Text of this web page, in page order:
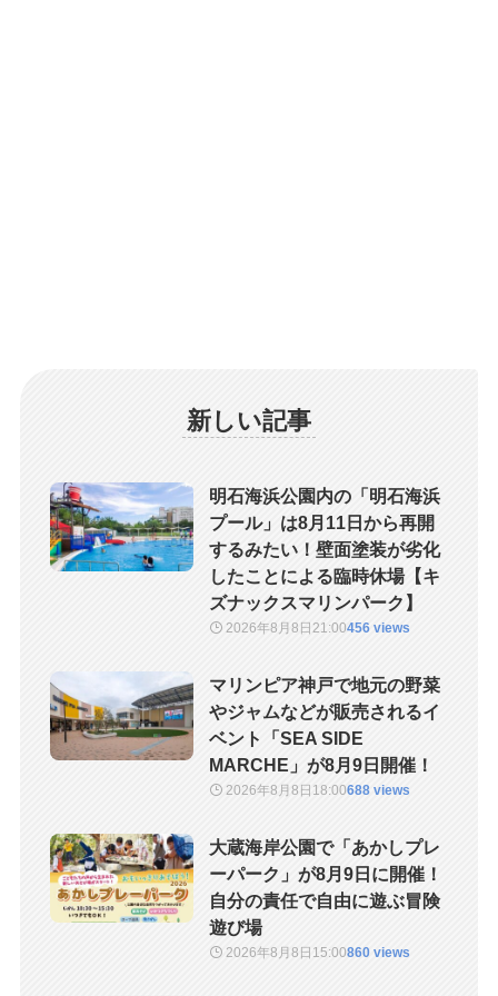
新しい記事
明石海浜公園内の「明石海浜
プール」は8月11日から再開
するみたい！壁面塗装が劣化
したことによる臨時休場【キ
ズナックスマリンパーク】
2026年8月8日21:00456 views
マリンピア神戸で地元の野菜
やジャムなどが販売されるイ
ベント「SEA SIDE
MARCHE」が8月9日開催！
2026年8月8日 18:00688 views
大蔵海岸公園で「あかしプレ
ーパーク」が8月9日に開催！
自分の責任で自由に遊ぶ冒険
遊び場
2026年8月8日 15:00860 views